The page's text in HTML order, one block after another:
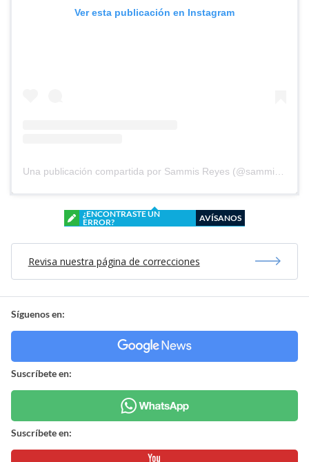
Ver esta publicación en Instagram
¿ENCONTRASTE UN
ERROR?
AVÍSANOS
Revisa nuestra página de correcciones
Síguenos en:
Suscríbete en:
Suscríbete en: